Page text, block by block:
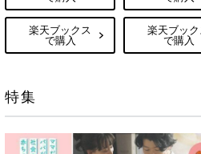
楽天ブックス
で購入
楽天ブッ
で購入
特集